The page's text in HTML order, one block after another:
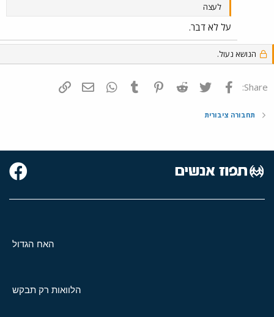
לעצה
על לא דבר.
הנושא נעול.
Share: פייסבוק Twitter
Reddit
Pinterest
Tumblr
WhatsAppדואר אלקטרוני
תחבורה ציבורית
האח הגדול
הלוואות רק תבקש